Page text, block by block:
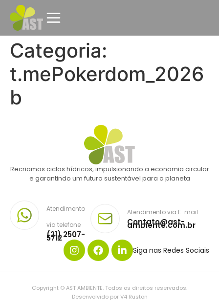
Categoria:
t.mePokerdom_2026
b
Recriamos ciclos hídricos, impulsionando a economia circular
e garantindo um futuro sustentável para o planeta
Atendimento
via telefone
(21) 2507-
5712
Atendimento via E-mail
Contato@ast-
ambiente.com.br
Siga nas Redes Sociais
Copyright © AST AMBIENTE. Todos os direitos reservados.
Desenvolvido por V4 Ruston